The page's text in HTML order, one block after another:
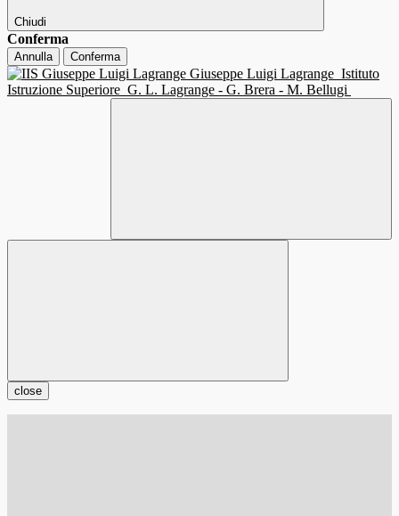
Chiudi
Conferma
Annulla Conferma
Giuseppe Luigi Lagrange Istituto
Istruzione Superiore G. L. Lagrange - G. Brera - M. Bellugi
close